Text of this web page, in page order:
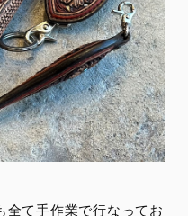
て手作業で行なってお